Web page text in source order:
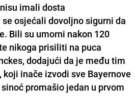
imali dosta
se osjećali dovoljno sigurni da
Bili su umorni nakon 120
nikoga prisiliti na puca
dodajući da je među tim
inače izvodi sve Bayernove
promašio jedan u prvom